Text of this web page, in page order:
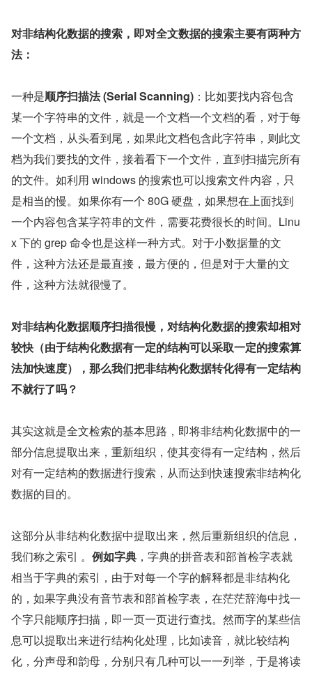
对非结构化数据的搜索，即对全文数据的搜索主要有两种方
法：
一种是顺序扫描法 (Serial Scanning) ：比如要找内容包含
某一个字符串的文件，就是一个文档一个文档的看，对于每
一个文档，从头看到尾，如果此文档包含此字符串，则此文
档为我们要找的文件，接着看下一个文件，直到扫描完所有
的文件。如利用 windows 的搜索也可以搜索文件内容，只
是相当的慢。如果你有一个 80G 硬盘，如果想在上面找到
一个内容包含某字符串的文件，需要花费很长的时间。Linu
x 下的 grep 命令也是这样一种方式。对于小数据量的文
件，这种方法还是最直接，最方便的，但是对于大量的文
件，这种方法就很慢了。
对非结构化数据顺序扫描很慢，对结构化数据的搜索却相对
较快（由于结构化数据有一定的结构可以采取一定的搜索算
法加快速度），那么我们把非结构化数据转化得有一定结构
不就行了吗？
其实这就是全文检索的基本思路，即将非结构化数据中的一
部分信息提取出来，重新组织，使其变得有一定结构，然后
对有一定结构的数据进行搜索，从而达到快速搜索非结构化
数据的目的。
这部分从非结构化数据中提取出来，然后重新组织的信息，
我们称之索引 。 例如字典 ，字典的拼音表和部首检字表就
相当于字典的索引，由于对每一个字的解释都是非结构化
的，如果字典没有音节表和部首检字表，在茫茫辞海中找一
个字只能顺序扫描，即一页一页进行查找。然而字的某些信
息可以提取出来进行结构化处理，比如读音，就比较结构
化，分声母和韵母，分别只有几种可以一一列举，于是将读